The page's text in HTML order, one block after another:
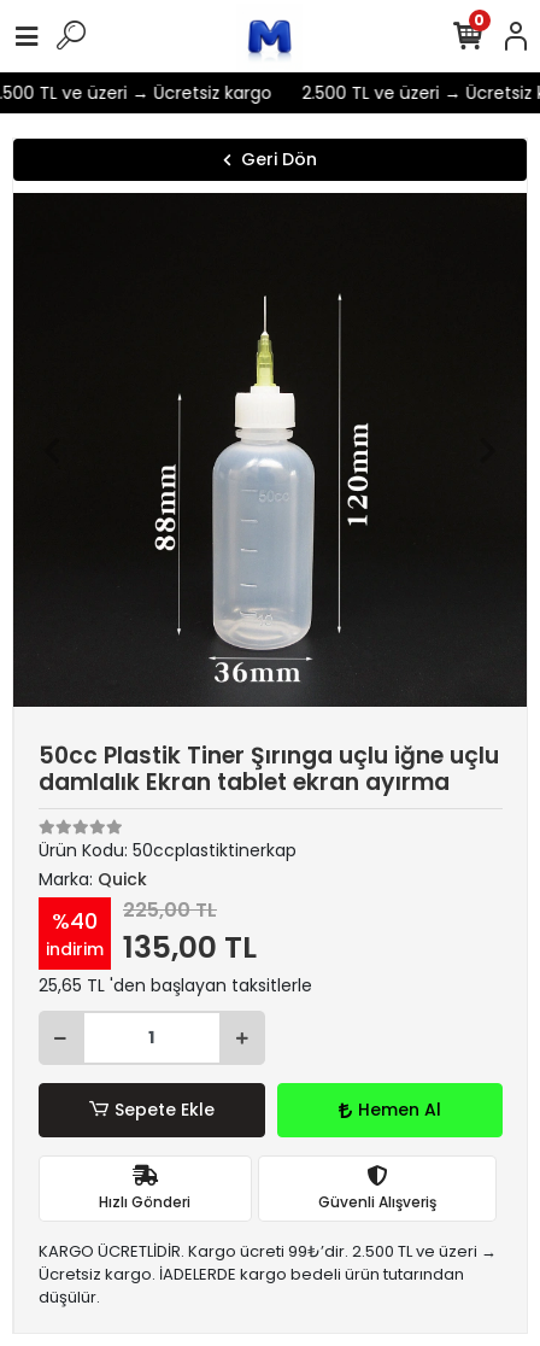
TL ve üzeri → Ücretsiz kargo 2.500 TL ve üzeri → Ücretsiz
0
Geri Dön
50cc Plastik Tiner Şırınga uçlu iğne uçlu
damlalık Ekran tablet ekran ayırma
Ürün Kodu: 50ccplastiktinerkap
Marka: Quick
%40
indirim
225,00 TL
135,00 TL
25,65 TL 'den başlayan taksitlerle
Sepete Ekle Hemen Al
Hızlı Gönderi Güvenli Alışveriş
KARGO ÜCRETLİDİR. Kargo ücreti 99₺’dir. 2.500 TL ve üzeri →
Ücretsiz kargo. İADELERDE kargo bedeli ürün tutarından
düşülür.